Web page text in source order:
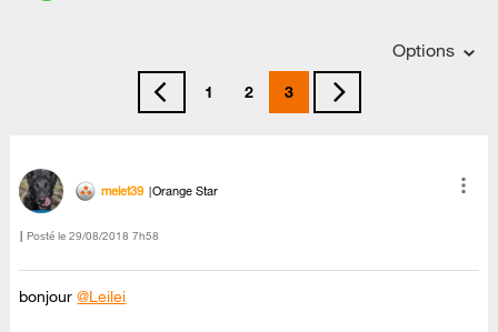
Options
1 2 3
melet39 Orange Star
Posté le ‎29/08/2018 7h58
bonjour@Leilei